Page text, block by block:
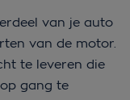
van je auto
van de motor.
te leveren die
gang te